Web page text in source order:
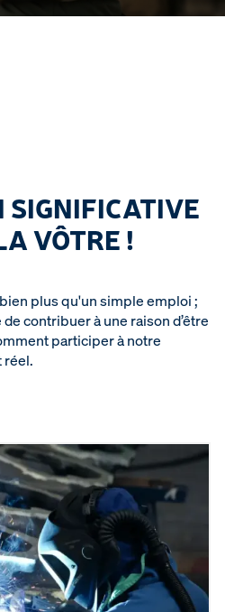
SIGNIFICATIVE
VÔTRE !
plus qu'un simple emploi ;
contribuer à une raison d’être
participer à notre
réel.